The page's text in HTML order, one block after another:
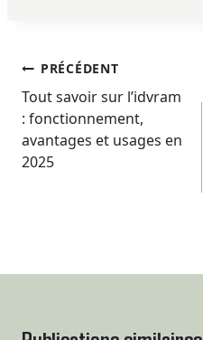
Navigation
de
l’article
PRÉCÉDENT
Tout savoir sur l’idvram
: fonctionnement,
avantages et usages en
2025